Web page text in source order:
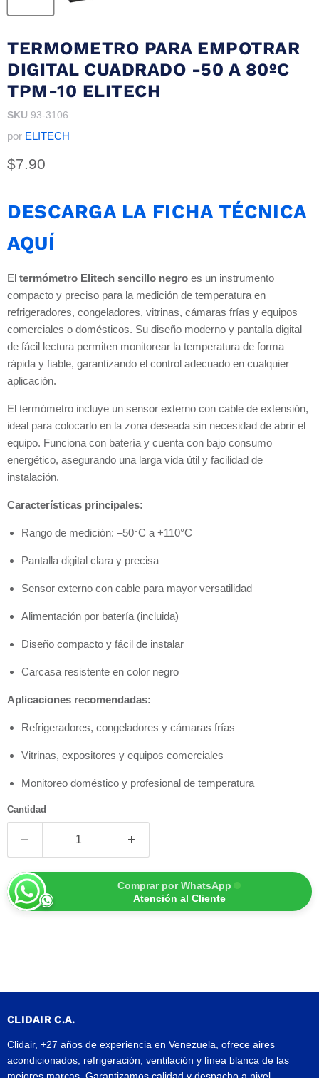
TERMOMETRO PARA EMPOTRAR
DIGITAL CUADRADO -50 A 80ºC
TPM-10 ELITECH
SKU 93-3106
por ELITECH
Precio actual
$7.90
DESCARGA LA FICHA TÉCNICA
AQUÍ
El termómetro Elitech sencillo negro es un instrumento
compacto y preciso para la medición de temperatura en
refrigeradores, congeladores, vitrinas, cámaras frías y equipos
comerciales o domésticos. Su diseño moderno y pantalla digital
de fácil lectura permiten monitorear la temperatura de forma
rápida y fiable, garantizando el control adecuado en cualquier
aplicación.
El termómetro incluye un sensor externo con cable de extensión,
ideal para colocarlo en la zona deseada sin necesidad de abrir el
equipo. Funciona con batería y cuenta con bajo consumo
energético, asegurando una larga vida útil y facilidad de
instalación.
Características principales:
Rango de medición: –50°C a +110°C
Pantalla digital clara y precisa
Sensor externo con cable para mayor versatilidad
Alimentación por batería (incluida)
Diseño compacto y fácil de instalar
Carcasa resistente en color negro
Aplicaciones recomendadas:
Refrigeradores, congeladores y cámaras frías
Vitrinas, expositores y equipos comerciales
Monitoreo doméstico y profesional de temperatura
Cantidad
Comprar por WhatsApp
Atención al Cliente
CLIDAIR C.A.
Clidair, +27 años de experiencia en Venezuela, ofrece aires
acondicionados, refrigeración, ventilación y línea blanca de las
mejores marcas. Garantizamos calidad y despacho a nivel